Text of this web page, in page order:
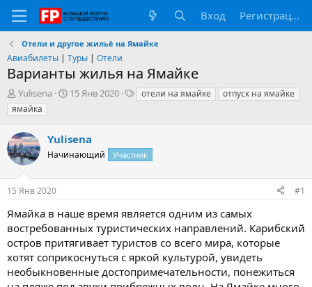
Вход Регистрация
Отели и другое жильё на Ямайке
Авиабилеты | Туры | Отели
Варианты жилья на Ямайке
А
в
т
о
р
т
е
м
ы
Yulisena
Д
н
а
а
15 Янв 2020
Тотели на ямайке
отпуск на ямайке
ямайка
Yulisena
Начинающий Участник
15 Янв 2020 #1
Ямайка в наше время является одним из самых
востребованных туристических направлений. Карибский
остров притягивает туристов со всего мира, которые
хотят соприкоснуться с яркой культурой, увидеть
необыкновенные достопримечательности, понежиться